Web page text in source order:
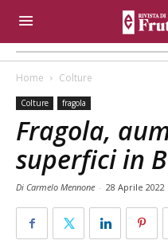
Home Colture
Colture fragola
Fragola,
superfici in
Di Carmelo Mennone - 28 Aprile 2022